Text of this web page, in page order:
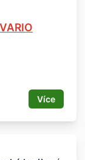
Více